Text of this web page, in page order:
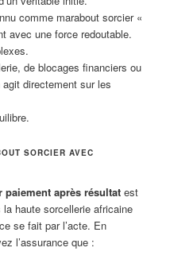
comme marabout sorcier «
avec une force redoutable.
de blocages financiers ou
agit directement sur les
SORCIER AVEC
paiement après résultat est
haute sorcellerie africaine
se fait par l’acte. En
l’assurance que :